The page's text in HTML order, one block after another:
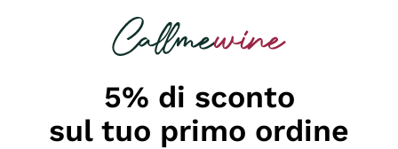
5% di sconto
sul tuo primo ordine